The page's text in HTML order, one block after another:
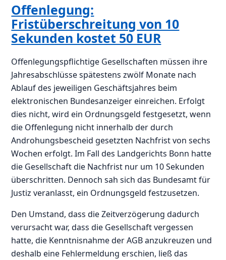
Offenlegung:
Fristüberschreitung von 10
Sekunden kostet 50 EUR
Offenlegungspflichtige Gesellschaften müssen ihre
Jahresabschlüsse spätestens zwölf Monate nach
Ablauf des jeweiligen Geschäftsjahres beim
elektronischen Bundesanzeiger einreichen. Erfolgt
dies nicht, wird ein Ordnungsgeld festgesetzt, wenn
die Offenlegung nicht innerhalb der durch
Androhungsbescheid gesetzten Nachfrist von sechs
Wochen erfolgt. Im Fall des Landgerichts Bonn hatte
die Gesellschaft die Nachfrist nur um 10 Sekunden
überschritten. Dennoch sah sich das Bundesamt für
Justiz veranlasst, ein Ordnungsgeld festzusetzen.
Den Umstand, dass die Zeitverzögerung dadurch
verursacht war, dass die Gesellschaft vergessen
hatte, die Kenntnisnahme der AGB anzukreuzen und
deshalb eine Fehlermeldung erschien, ließ das